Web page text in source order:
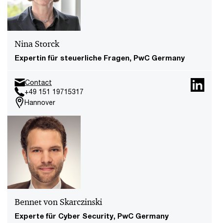
Nina Storck
Expertin für steuerliche Fragen, PwC Germany
Contact
+49 151 19715317
Hannover
Bennet von Skarczinski
Experte für Cyber Security, PwC Germany